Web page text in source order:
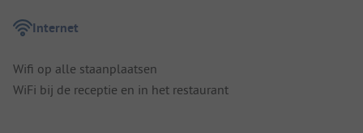
Internet
Wifi op alle staanplaatsen
WiFi bij de receptie en in het restaurant